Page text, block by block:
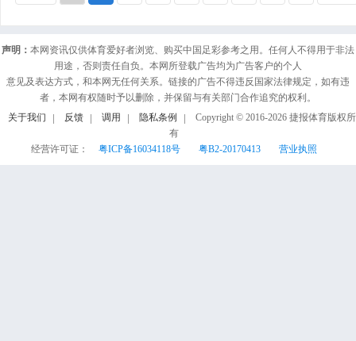
声明： 本网资讯仅供体育爱好者浏览、购买中国足彩参考之用。任何人不得用于非法
用途，否则责任自负。本网所登载广告均为广告客户的个人
意见及表达方式，和本网无任何关系。链接的广告不得违反国家法律规定，如有违
者，本网有权随时予以删除，并保留与有关部门合作追究的权利。
关于我们
反馈 调用 隐私条例 Copyright © 2016-2026 捷报体育版权所
有
经营许可证：
粤ICP备16034118号 粤B2-20170413 营业执照